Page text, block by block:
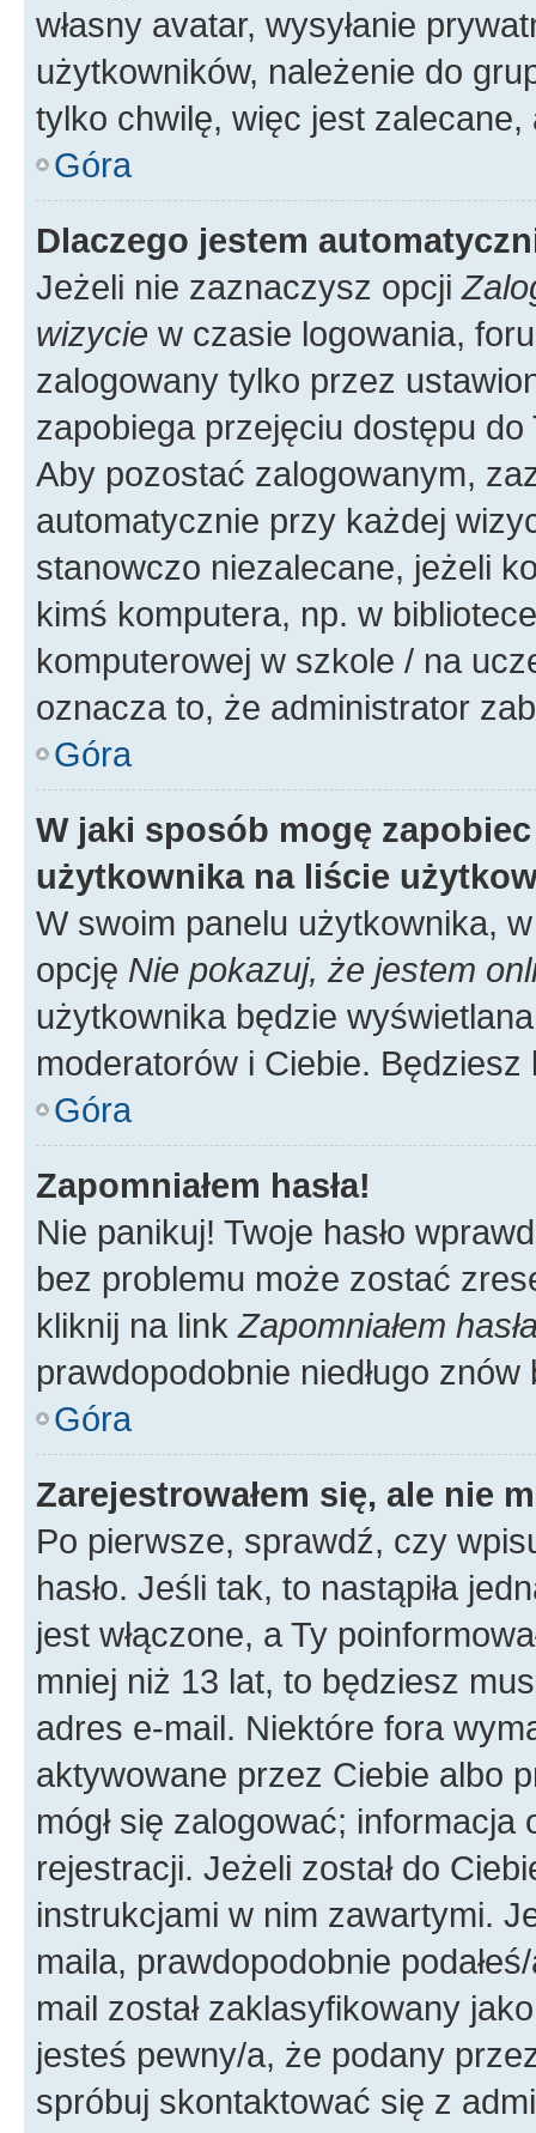
własny avatar, wysyłanie
użytkowników, należenie do
tylko chwilę, więc jest zalecane,
Góra
Dlaczego jestem
Jeżeli nie zaznaczysz opcji
wizycie w czasie logowania,
zalogowany tylko przez
zapobiega przejęciu dostępu
Aby pozostać zalogowanym,
automatycznie przy każdej
stanowczo niezalecane, jeżeli
kimś komputera, np. w
komputerowej w szkole / na
oznacza to, że administrator
Góra
W jaki sposób mogę
użytkownika na liście
W swoim panelu użytkownika,
opcję Nie pokazuj, że jestem
użytkownika będzie
moderatorów i Ciebie.
Góra
Zapomniałem hasła!
Nie panikuj! Twoje hasło
bez problemu może zostać
kliknij na link Zapomniałem
prawdopodobnie niedługo
Góra
Zarejestrowałem się, ale nie
Po pierwsze, sprawdź, czy
hasło. Jeśli tak, to nastąpiła
jest włączone, a Ty
mniej niż 13 lat, to będziesz
adres e-mail. Niektóre fora
aktywowane przez Ciebie albo
mógł się zalogować;
rejestracji. Jeżeli został do
instrukcjami w nim zawartymi.
maila, prawdopodobnie
mail został zaklasyfikowany
jesteś pewny/a, że podany
spróbuj skontaktować się z